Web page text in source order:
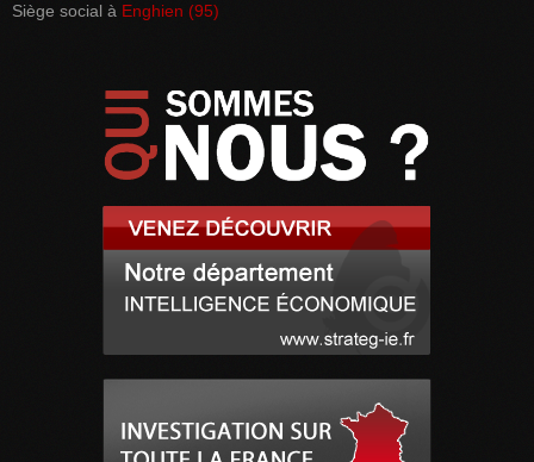
Siège social à Enghien (95)